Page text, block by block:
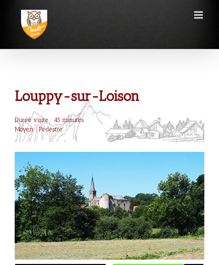
contenu
Louppy-sur-Loison
Durée visite : 45 minutes
Moyen : Pédestre